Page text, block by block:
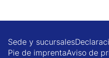
Sede y sucursales
Pie de imprentaAviso de